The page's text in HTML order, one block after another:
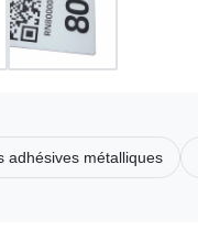
adhésives métalliques